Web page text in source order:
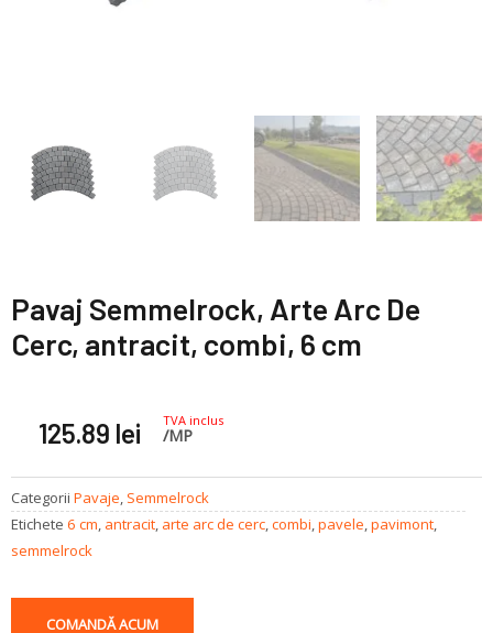
Pavaj Semmelrock, Arte Arc De
Cerc, antracit, combi, 6 cm
125.89 lei TVA inclus
/MP
Categorii Pavaje, Semmelrock
Etichete 6 cm, antracit, arte arc de cerc,combi,pavele,pavimont,
semmelrock
COMANDĂ ACUM